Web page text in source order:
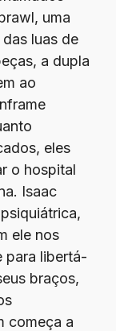
uma
luas de
a dupla
ao
eles
o hospital
Isaac
ele nos
para libertá-
braços,
começa a